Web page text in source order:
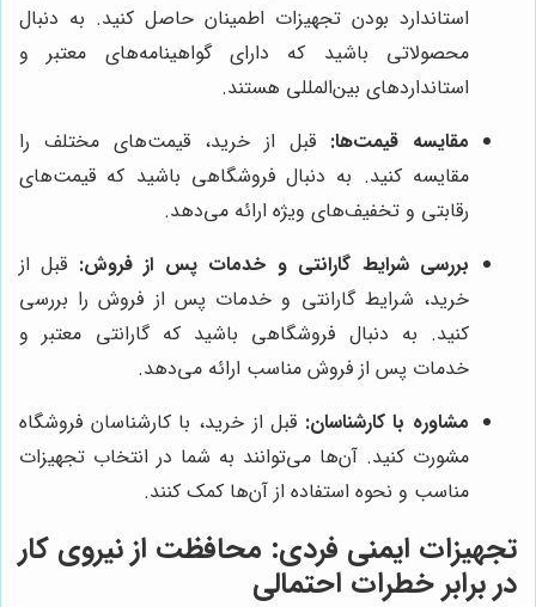
استاندارد بودن تجهیزات اطمینان حاصل کنید. به دنبال
محصولاتی باشید که دارای گواهینامه‌های معتبر و
استانداردهای بین‌المللی هستند.
مقایسه قیمت‌ها: قبل از خرید، قیمت‌های مختلف را
مقایسه کنید. به دنبال فروشگاهی باشید که قیمت‌های
رقابتی و تخفیف‌های ویژه ارائه می‌دهد.
بررسی شرایط گارانتی و خدمات پس از فروش: قبل از
خرید، شرایط گارانتی و خدمات پس از فروش را بررسی
کنید. به دنبال فروشگاهی باشید که گارانتی معتبر و
خدمات پس از فروش مناسب ارائه می‌دهد.
مشاوره با کارشناسان: قبل از خرید، با کارشناسان فروشگاه
مشورت کنید. آن‌ها می‌توانند به شما در انتخاب تجهیزات
مناسب و نحوه استفاده از آن‌ها کمک کنند.
تجهیزات ایمنی فردی: محافظت از نیروی کار
در برابر خطرات احتمالی